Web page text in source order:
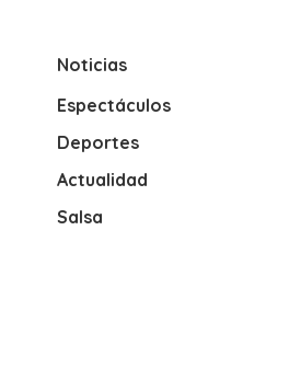
Noticias
Espectáculos
Deportes
Actualidad
Salsa